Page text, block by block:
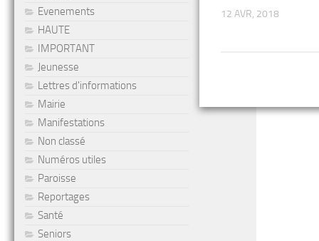
12 AVR, 2018
Evenements
HAUTE
IMPORTANT
Jeunesse
Lettres d'informations
Mairie
Manifestations
Non classé
Numéros utiles
Paroisse
Reportages
Santé
Seniors